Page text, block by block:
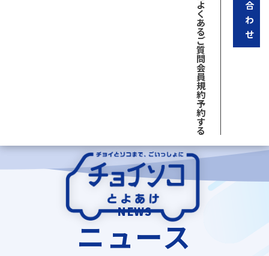
よ
く
あ
る
ご
質
問
会
員
規
約
予
約
す
る
合
わ
せ
NEWS
ニュース